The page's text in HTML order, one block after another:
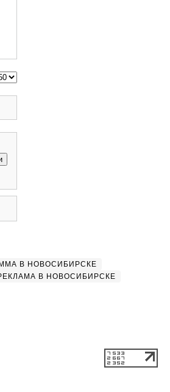
В НОВОСИБИРСКЕ
В НОВОСИБИРСКЕ